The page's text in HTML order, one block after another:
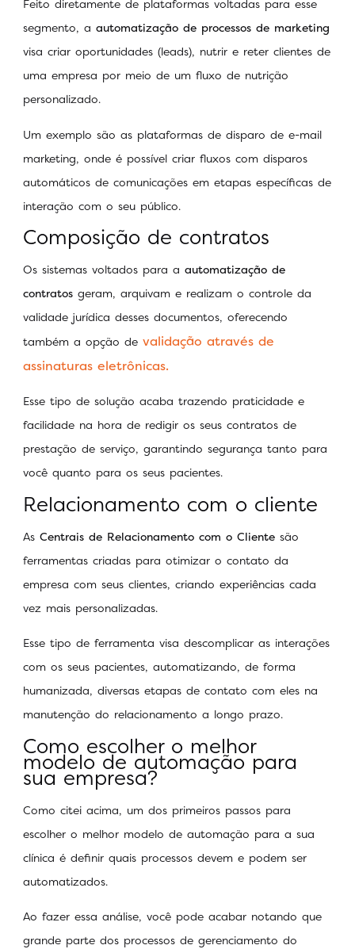
Feito diretamente de plataformas voltadas para esse
segmento, a automatização de processos de marketing
visa criar oportunidades (leads), nutrir e reter clientes de
uma empresa por meio de um fluxo de nutrição
personalizado.
Um exemplo são as plataformas de disparo de e-mail
marketing, onde é possível criar fluxos com disparos
automáticos de comunicações em etapas específicas de
interação com o seu público.
Composição de contratos
Os sistemas voltados para a automatização de
contratos geram, arquivam e realizam o controle da
validade jurídica desses documentos, oferecendo
também a opção de validação através de
assinaturas eletrônicas.
Esse tipo de solução acaba trazendo praticidade e
facilidade na hora de redigir os seus contratos de
prestação de serviço, garantindo segurança tanto para
você quanto para os seus pacientes.
Relacionamento com o cliente
As Centrais de Relacionamento com o Cliente são
ferramentas criadas para otimizar o contato da
empresa com seus clientes, criando experiências cada
vez mais personalizadas.
Esse tipo de ferramenta visa descomplicar as interações
com os seus pacientes, automatizando, de forma
humanizada, diversas etapas de contato com eles na
manutenção do relacionamento a longo prazo.
Como escolher o melhor
modelo de automação para
sua empresa?
Como citei acima, um dos primeiros passos para
escolher o melhor modelo de automação para a sua
clínica é definir quais processos devem e podem ser
automatizados.
Ao fazer essa análise, você pode acabar notando que
grande parte dos processos de gerenciamento do